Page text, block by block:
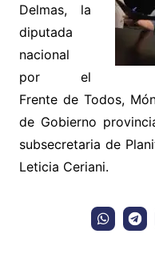
Delmas, la
diputada
nacional
por el
Frente de Todos,
de Gobierno
subsecretaria de
Leticia Ceriani.